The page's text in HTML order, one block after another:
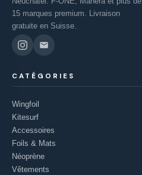
15 marques premium. Livraison
gratuite en Suisse.
CATÉGORIES
Wingfoil
Kitesurf
Accessoires
Foils & Mats
Néoprène
Vêtements